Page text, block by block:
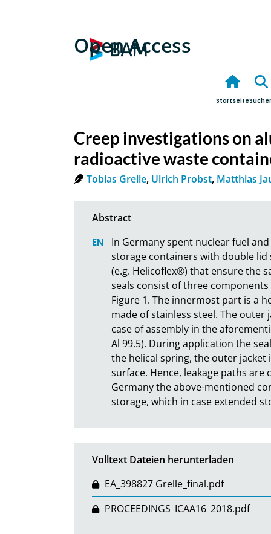
Open Access
Startseite
Creep investigations on
radioactive waste
Tobias Grelle, Ulrich Probst, Matthias
In Germany spent nuclear fuel
storage containers with double lid
(e.g. Helicoflex®) that ensure the
seals consist of three
Figure 1. The innermost part is a
made of stainless steel. The
case of assembly in the
Al 99.5). During application the
the helical spring, the outer
surface. Hence, leakage paths
Germany the above-mentioned
storage, which in case extended
Volltext Dateien herunterladen
EA_398827 Grelle_final.pdf
PROCEEDINGS_ICAA16_2018.pdf